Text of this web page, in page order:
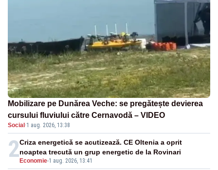
Mobilizare pe Dunărea Veche: se pregătește devierea
cursului fluviului către Cernavodă – VIDEO
Social ·1 aug. 2026, 13:38
2 Economie-1 aug. 2026, 13:41
Criza energetică se acutizează. CE Oltenia a oprit
noaptea trecută un grup energetic de la Rovinari